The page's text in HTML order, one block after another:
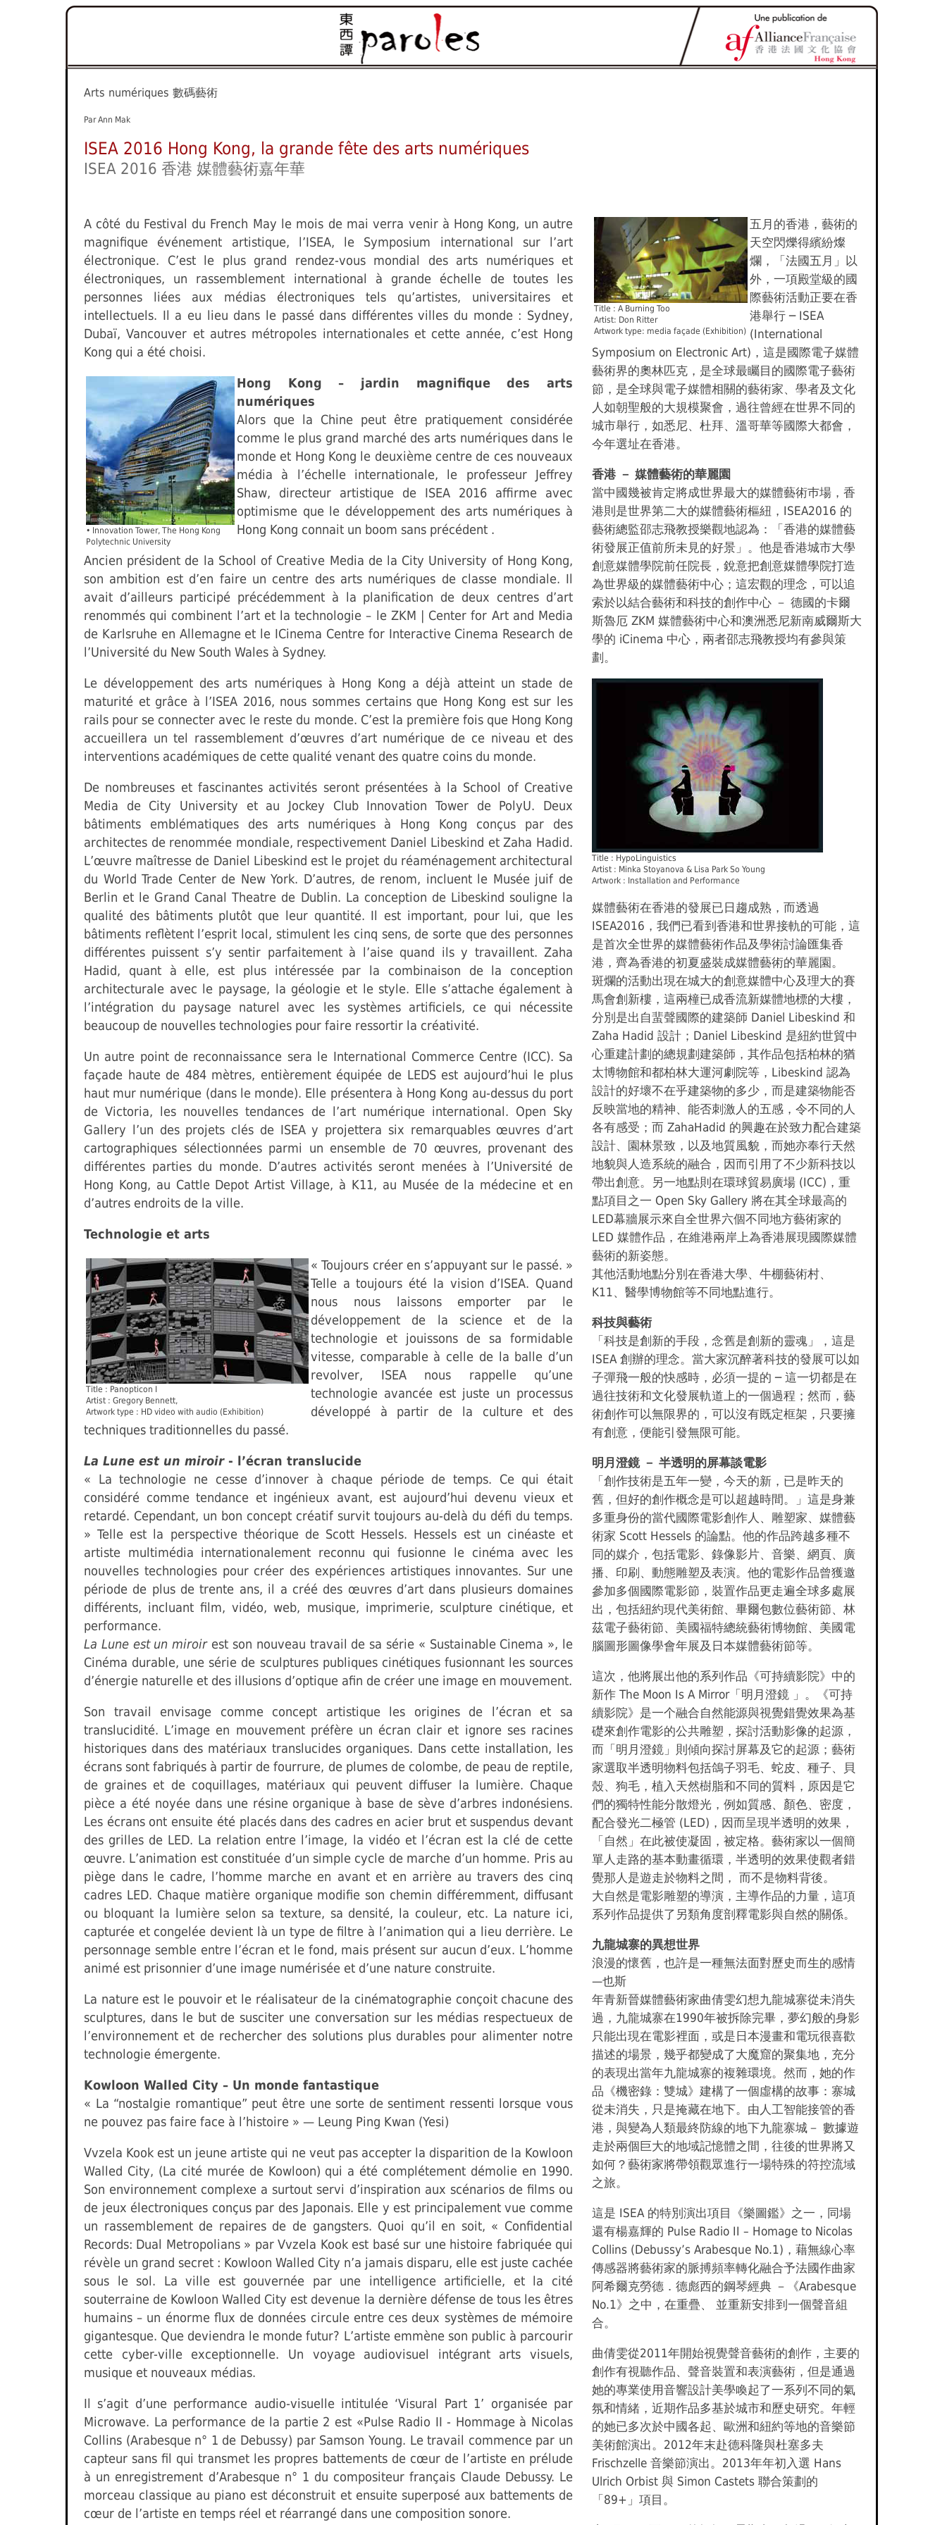
Arts numériques 數碼藝術
Par Ann Mak
ISEA 2016 Hong Kong, la grande fête des arts numériques
ISEA 2016 香港 媒體藝術嘉年華
A côté du Festival du French May le mois de mai verra venir à Hong Kong, un autre
magnifique événement artistique, l’ISEA, le Symposium international sur l’art
électronique. C’est le plus grand rendez-vous mondial des arts numériques et
électroniques, un rassemblement international à grande échelle de toutes les
personnes liées aux médias électroniques tels qu’artistes, universitaires et
intellectuels. Il a eu lieu dans le passé dans différentes villes du monde : Sydney,
Dubaï, Vancouver et autres métropoles internationales et cette année, c’est Hong
Kong qui a été choisi.
• Innovation Tower, The Hong Kong
Polytechnic University
Hong Kong – jardin magnifique des arts
numériques
Alors que la Chine peut être pratiquement considérée
comme le plus grand marché des arts numériques dans le
monde et Hong Kong le deuxième centre de ces nouveaux
média à l’échelle internationale, le professeur Jeffrey
Shaw, directeur artistique de ISEA 2016 affirme avec
optimisme que le développement des arts numériques à
Hong Kong connait un boom sans précédent .
Ancien président de la School of Creative Media de la City University of Hong Kong,
son ambition est d’en faire un centre des arts numériques de classe mondiale. Il
avait d’ailleurs participé précédemment à la planification de deux centres d’art
renommés qui combinent l’art et la technologie – le ZKM | Center for Art and Media
de Karlsruhe en Allemagne et le ICinema Centre for Interactive Cinema Research de
l’Université du New South Wales à Sydney.
Le développement des arts numériques à Hong Kong a déjà atteint un stade de
maturité et grâce à l’ISEA 2016, nous sommes certains que Hong Kong est sur les
rails pour se connecter avec le reste du monde. C’est la première fois que Hong Kong
accueillera un tel rassemblement d’œuvres d’art numérique de ce niveau et des
interventions académiques de cette qualité venant des quatre coins du monde.
De nombreuses et fascinantes activités seront présentées à la School of Creative
Media de City University et au Jockey Club Innovation Tower de PolyU. Deux
bâtiments emblématiques des arts numériques à Hong Kong conçus par des
architectes de renommée mondiale, respectivement Daniel Libeskind et Zaha Hadid.
L’œuvre maîtresse de Daniel Libeskind est le projet du réaménagement architectural
du World Trade Center de New York. D’autres, de renom, incluent le Musée juif de
Berlin et le Grand Canal Theatre de Dublin. La conception de Libeskind souligne la
qualité des bâtiments plutôt que leur quantité. Il est important, pour lui, que les
bâtiments reflètent l’esprit local, stimulent les cinq sens, de sorte que des personnes
différentes puissent s’y sentir parfaitement à l’aise quand ils y travaillent. Zaha
Hadid, quant à elle, est plus intéressée par la combinaison de la conception
architecturale avec le paysage, la géologie et le style. Elle s’attache également à
l’intégration du paysage naturel avec les systèmes artificiels, ce qui nécessite
beaucoup de nouvelles technologies pour faire ressortir la créativité.
Un autre point de reconnaissance sera le International Commerce Centre (ICC). Sa
façade haute de 484 mètres, entièrement équipée de LEDS est aujourd’hui le plus
haut mur numérique (dans le monde). Elle présentera à Hong Kong au-dessus du port
de Victoria, les nouvelles tendances de l’art numérique international. Open Sky
Gallery l’un des projets clés de ISEA y projettera six remarquables œuvres d’art
cartographiques sélectionnées parmi un ensemble de 70 œuvres, provenant des
différentes parties du monde. D’autres activités seront menées à l’Université de
Hong Kong, au Cattle Depot Artist Village, à K11, au Musée de la médecine et en
d’autres endroits de la ville.
Technologie et arts
Title : Panopticon I
Artist : Gregory Bennett,
Artwork type : HD video with audio (Exhibition)
« Toujours créer en s’appuyant sur le passé. »
Telle a toujours été la vision d’ISEA. Quand
nous nous laissons emporter par le
développement de la science et de la
technologie et jouissons de sa formidable
vitesse, comparable à celle de la balle d’un
revolver, ISEA nous rappelle qu’une
technologie avancée est juste un processus
développé à partir de la culture et des
techniques traditionnelles du passé.
La Lune est un miroir - l’écran translucide
« La technologie ne cesse d’innover à chaque période de temps. Ce qui était
considéré comme tendance et ingénieux avant, est aujourd’hui devenu vieux et
retardé. Cependant, un bon concept créatif survit toujours au-delà du défi du temps.
» Telle est la perspective théorique de Scott Hessels. Hessels est un cinéaste et
artiste multimédia internationalement reconnu qui fusionne le cinéma avec les
nouvelles technologies pour créer des expériences artistiques innovantes. Sur une
période de plus de trente ans, il a créé des œuvres d’art dans plusieurs domaines
différents, incluant film, vidéo, web, musique, imprimerie, sculpture cinétique, et
performance.
La Lune est un miroirest son nouveau travail de sa série « Sustainable Cinema », le
Cinéma durable, une série de sculptures publiques cinétiques fusionnant les sources
d’énergie naturelle et des illusions d’optique afin de créer une image en mouvement.
Son travail envisage comme concept artistique les origines de l’écran et sa
translucidité. L’image en mouvement préfère un écran clair et ignore ses racines
historiques dans des matériaux translucides organiques. Dans cette installation, les
écrans sont fabriqués à partir de fourrure, de plumes de colombe, de peau de reptile,
de graines et de coquillages, matériaux qui peuvent diffuser la lumière. Chaque
pièce a été noyée dans une résine organique à base de sève d’arbres indonésiens.
Les écrans ont ensuite été placés dans des cadres en acier brut et suspendus devant
des grilles de LED. La relation entre l’image, la vidéo et l’écran est la clé de cette
œuvre. L’animation est constituée d’un simple cycle de marche d’un homme. Pris au
piège dans le cadre, l’homme marche en avant et en arrière au travers des cinq
cadres LED. Chaque matière organique modifie son chemin différemment, diffusant
ou bloquant la lumière selon sa texture, sa densité, la couleur, etc. La nature ici,
capturée et congelée devient là un type de filtre à l’animation qui a lieu derrière. Le
personnage semble entre l’écran et le fond, mais présent sur aucun d’eux. L’homme
animé est prisonnier d’une image numérisée et d’une nature construite.
La nature est le pouvoir et le réalisateur de la cinématographie conçoit chacune des
sculptures, dans le but de susciter une conversation sur les médias respectueux de
l’environnement et de rechercher des solutions plus durables pour alimenter notre
technologie émergente.
Kowloon Walled City – Un monde fantastique
« La “nostalgie romantique” peut être une sorte de sentiment ressenti lorsque vous
ne pouvez pas faire face à l’histoire » — Leung Ping Kwan (Yesi)
Vvzela Kook est un jeune artiste qui ne veut pas accepter la disparition de la Kowloon
Walled City, (La cité murée de Kowloon) qui a été complétement démolie en 1990.
Son environnement complexe a surtout servi d’inspiration aux scénarios de films ou
de jeux électroniques conçus par des Japonais. Elle y est principalement vue comme
un rassemblement de repaires de de gangsters. Quoi qu’il en soit, « Confidential
Records: Dual Metropolians » par Vvzela Kook est basé sur une histoire fabriquée qui
révèle un grand secret : Kowloon Walled City n’a jamais disparu, elle est juste cachée
sous le sol. La ville est gouvernée par une intelligence artificielle, et la cité
souterraine de Kowloon Walled City est devenue la dernière défense de tous les êtres
humains – un énorme flux de données circule entre ces deux systèmes de mémoire
gigantesque. Que deviendra le monde futur? L’artiste emmène son public à parcourir
cette cyber-ville exceptionnelle. Un voyage audiovisuel intégrant arts visuels,
musique et nouveaux médias.
Il s’agit d’une performance audio-visuelle intitulée ‘Visural Part 1’ organisée par
Microwave. La performance de la partie 2 est «Pulse Radio II - Hommage à Nicolas
Collins (Arabesque n° 1 de Debussy) par Samson Young. Le travail commence par un
capteur sans fil qui transmet les propres battements de cœur de l’artiste en prélude
à un enregistrement d’Arabesque n° 1 du compositeur français Claude Debussy. Le
morceau classique au piano est déconstruit et ensuite superposé aux battements de
cœur de l’artiste en temps réel et réarrangé dans une composition sonore.
Title : A Burning Too
Artist: Don Ritter
Artwork type: media façade (Exhibition)
五月的香港，藝術的
天空閃爍得繽紛燦
爛，「法國五月」以
外，一項殿堂級的國
際藝術活動正要在香
港舉行 ─ ISEA
(International
Symposium on Electronic Art)，這是國際電子媒體
藝術界的奧林匹克，是全球最矚目的國際電子藝術
節，是全球與電子媒體相關的藝術家、學者及文化
人如朝聖般的大規模聚會，過往曾經在世界不同的
城市舉行，如悉尼、杜拜、溫哥華等國際大都會，
今年選址在香港。
香港 － 媒體藝術的華麗園
當中國幾被肯定將成世界最大的媒體藝術巿場，香
港則是世界第二大的媒體藝術樞紐，ISEA2016 的
藝術總監邵志飛教授樂觀地認為：「香港的媒體藝
術發展正值前所未見的好景」。他是香港城市大學
創意媒體學院前任院長，銳意把創意媒體學院打造
為世界級的媒體藝術中心；這宏觀的理念，可以追
索於以結合藝術和科技的創作中心 － 德國的卡爾
斯魯厄 ZKM 媒體藝術中心和澳洲悉尼新南威爾斯大
學的 iCinema 中心，兩者邵志飛教授均有參與策
劃。
Title : HypoLinguistics
Artist : Minka Stoyanova & Lisa Park So Young
Artwork : Installation and Performance
媒體藝術在香港的發展已日趨成熟，而透過
ISEA2016，我們已看到香港和世界接軌的可能，這
是首次全世界的媒體藝術作品及學術討論匯集香
港，齊為香港的初夏盛裝成媒體藝術的華麗園。
斑爛的活動出現在城大的創意媒體中心及理大的賽
馬會創新樓，這兩橦已成香流新媒體地標的大樓，
分別是出自蜚聲國際的建築師 Daniel Libeskind 和
Zaha Hadid 設計；Daniel Libeskind 是紐約世貿中
心重建計劃的總規劃建築師，其作品包括柏林的猶
太博物館和都柏林大運河劇院等，Libeskind 認為
設計的好壞不在乎建築物的多少，而是建築物能否
反映當地的精神、能否刺激人的五感，令不同的人
各有感受；而 ZahaHadid 的興趣在於致力配合建築
設計、園林景致，以及地質風貌，而她亦奉行天然
地貌與人造系統的融合，因而引用了不少新科技以
帶出創意。另一地點則在環球貿易廣場 (ICC)，重
點項目之一 Open Sky Gallery 將在其全球最高的
LED幕牆展示來自全世界六個不同地方藝術家的
LED 媒體作品，在維港兩岸上為香港展現國際媒體
藝術的新姿態。
其他活動地點分別在香港大學、牛棚藝術村、
K11、醫學博物館等不同地點進行。
科技與藝術
「科技是創新的手段，念舊是創新的靈魂」，這是
ISEA 創辦的理念。當大家沉醉著科技的發展可以如
子彈飛一般的快感時，必須一提的 ─ 這一切都是在
過往技術和文化發展軌道上的一個過程；然而，藝
術創作可以無限界的，可以沒有既定框架，只要擁
有創意，便能引發無限可能。
明月澄鏡 － 半透明的屏幕談電影
「創作技術是五年一變，今天的新，已是昨天的
舊，但好的創作概念是可以超越時間。」這是身兼
多重身份的當代國際電影創作人、雕塑家、媒體藝
術家 Scott Hessels 的論點。他的作品跨越多種不
同的媒介，包括電影、錄像影片、音樂、網頁、廣
播、印刷、動態雕塑及表演。他的電影作品曾獲邀
參加多個國際電影節，裝置作品更走遍全球多處展
出，包括紐約現代美術館、畢爾包數位藝術節、林
茲電子藝術節、美國福特總統藝術博物館、美國電
腦圖形圖像學會年展及日本媒體藝術節等。
這次，他將展出他的系列作品《可持續影院》中的
新作 The Moon Is A Mirror「明月澄鏡 」。《可持
續影院》是一个融合自然能源與視覺錯覺效果為基
礎來創作電影的公共雕塑，探討活動影像的起源，
而「明月澄鏡」則傾向探討屏幕及它的起源；藝術
家選取半透明物料包括鴿子羽毛、蛇皮、種子、貝
殼、狗毛，植入天然樹脂和不同的質料，原因是它
們的獨特性能分散燈光，例如質感、顏色、密度，
配合發光二極管 (LED)，因而呈現半透明的效果，
「自然」在此被使凝固，被定格。藝術家以一個簡
單人走路的基本動畫循環，半透明的效果使觀者錯
覺那人是遊走於物料之間， 而不是物料背後。
大自然是電影雕塑的導演，主導作品的力量，這項
系列作品提供了另類角度剖釋電影與自然的關係。
九龍城寨的異想世界
浪漫的懷舊，也許是一種無法面對歷史而生的感情
—也斯
年青新晉媒體藝術家曲倩雯幻想九龍城寨從未消失
過，九龍城寨在1990年被拆除完畢，夢幻般的身影
只能出現在電影裡面，或是日本漫畫和電玩很喜歡
描述的場景，幾乎都變成了大魔窟的聚集地，充分
的表現出當年九龍城寨的複雜環境。然而，她的作
品《機密錄：雙城》建構了一個虛構的故事：寨城
從未消失，只是掩藏在地下。由人工智能接管的香
港，與變為人類最終防線的地下九龍寨城－ 數據遊
走於兩個巨大的地域記憶體之間，往後的世界將又
如何？藝術家將帶領觀眾進行一場特殊的符控流域
之旅。
這是 ISEA 的特別演出項目《樂圖鑑》之一，同場
還有楊嘉輝的 Pulse Radio II – Homage to Nicolas
Collins (Debussy’s Arabesque No.1)，藉無線心率
傳感器將藝術家的脈搏頻率轉化融合予法國作曲家
阿希爾克勞德．德彪西的鋼琴經典 －《Arabesque
No.1》之中，在重疊、 並重新安排到一個聲音組
合。
曲倩雯從2011年開始視覺聲音藝術的創作，主要的
創作有視聽作品、聲音裝置和表演藝術，但是通過
她的專業使用音響設計美學喚起了一系列不同的氣
氛和情緒，近期作品多基於城市和歷史研究。年輕
的她已多次於中國各起、歐洲和紐約等地的音樂節
美術館演出。2012年末赴德科隆與杜塞多夫
Frischzelle 音樂節演出。2013年年初入選 Hans
Ulrich Orbist 與 Simon Castets 聯合策劃的
「89+」項目。